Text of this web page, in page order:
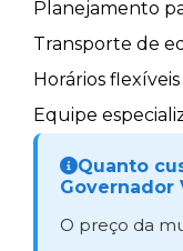
Planejamento
Transporte de
Horários
Equipe
Quanto
Governador
O preço da